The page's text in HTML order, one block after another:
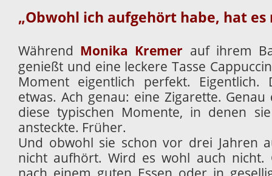
„Obwohl ich aufgehört habe, hat
Während Monika Kremer auf ihrem
genießt und eine leckere Tasse
Moment eigentlich perfekt. Eigentlich.
etwas. Ach genau: eine Zigarette.
diese typischen Momente, in denen
ansteckte. Früher.
Und obwohl sie schon vor drei Jahren
nicht aufhört. Wird es wohl auch nicht.
nach einem guten Essen oder in